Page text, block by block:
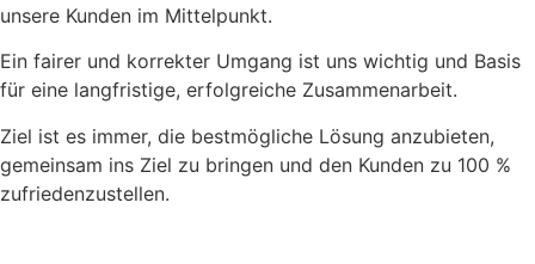
unsere Kunden im Mittelpunkt.
Ein fairer und korrekter Umgang ist uns wichtig und Basis
für eine langfristige, erfolgreiche Zusammenarbeit.
Ziel ist es immer, die bestmögliche Lösung anzubieten,
gemeinsam ins Ziel zu bringen und den Kunden zu 100 %
zufriedenzustellen.